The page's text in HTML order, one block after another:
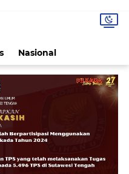
Nasional